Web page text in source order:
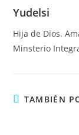
e
b
o
k
d
o
Yudelsi
Hija de Dios.
Minsterio
TAMBIÉN